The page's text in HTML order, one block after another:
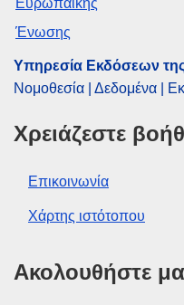
Υπηρεσία Εκδόσεων
Νομοθεσία | Δεδομένα |
Χρειάζεστε
Επικοινωνία
Χάρτης ιστότοπου
Ακολουθήστε